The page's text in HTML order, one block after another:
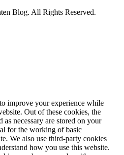
Blog. All Rights Reserved.
improve your experience while
Out of these cookies, the
as necessary are stored on your
for the working of basic
We also use third-party cookies
how you use this website.